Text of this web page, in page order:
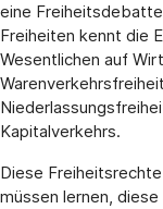
eine
Freiheiten kennt die
Wesentlichen auf
Kapitalverkehrs.
Diese
müssen lernen,